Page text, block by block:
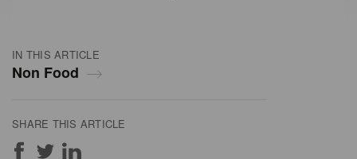
IN THIS ARTICLE
Non Food
SHARE THIS ARTICLE